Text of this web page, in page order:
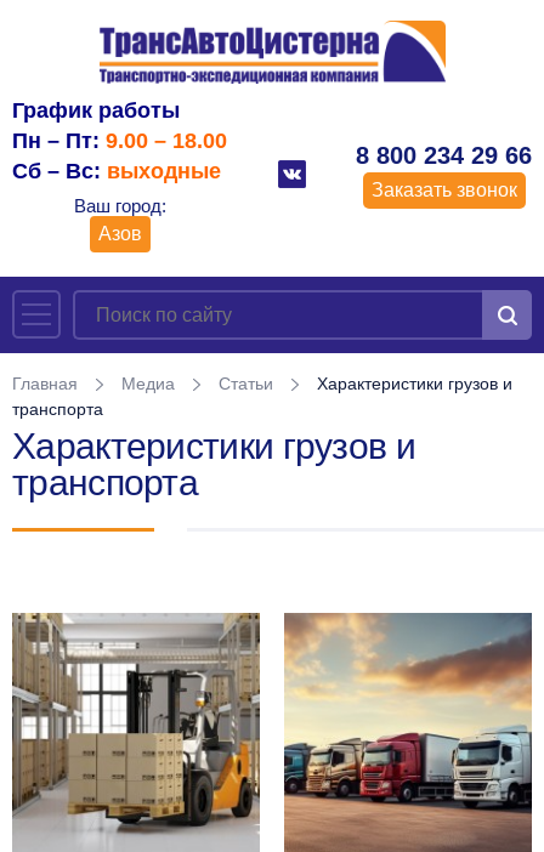
График работы
Пн – Пт: 9.00 – 18.00
Сб – Вс: выходные
Ваш город:
Азов
8 800 234 29 66
Заказать звонок
Главная Медиа Статьи
Характеристики грузов и
транспорта
Характеристики грузов и
транспорта